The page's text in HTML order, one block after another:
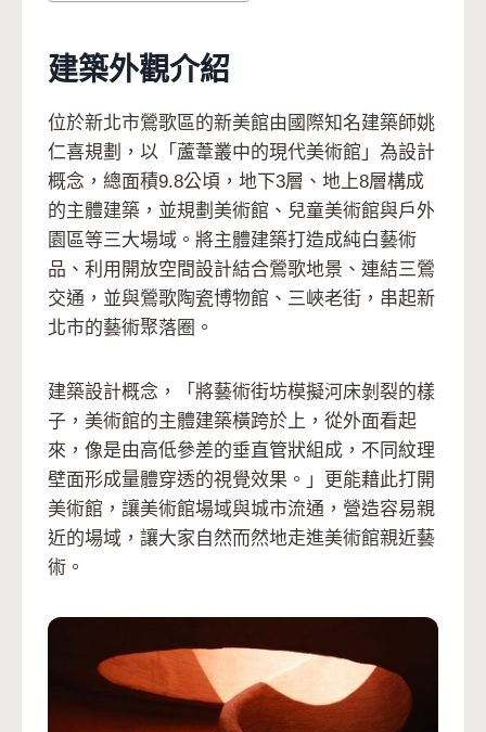
建築外觀介紹
位於新北市鶯歌區的新美館由國際知名建築師姚
仁喜規劃，以「蘆葦叢中的現代美術館」為設計
概念，總面積9.8公頃，地下3層、地上8層構成
的主體建築，並規劃美術館、兒童美術館與戶外
園區等三大場域。將主體建築打造成純白藝術
品、利用開放空間設計結合鶯歌地景、連結三鶯
交通，並與鶯歌陶瓷博物館、三峽老街，串起新
北市的藝術聚落圈。
建築設計概念，「將藝術街坊模擬河床剝裂的樣
子，美術館的主體建築橫跨於上，從外面看起
來，像是由高低參差的垂直管狀組成，不同紋理
壁面形成量體穿透的視覺效果。」更能藉此打開
美術館，讓美術館場域與城市流通，營造容易親
近的場域，讓大家自然而然地走進美術館親近藝
術。